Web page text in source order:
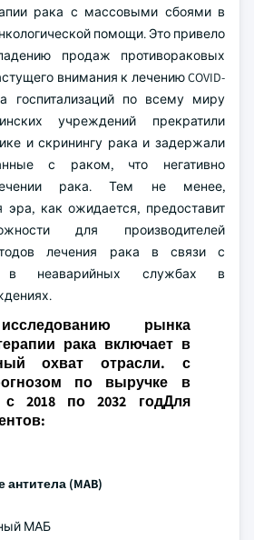
рака с массовыми сбоями в
помощи. Это привело
продаж противораковых
внимания к лечению COVID-
госпитализаций по всему миру
учреждений прекратили
и скринингу рака и задержали
с раком, что негативно
рака. Тем не менее,
эра, как ожидается, предоставит
для производителей
лечения рака в связи с
в неаварийных службах в
рынка
рака включает в
охват отрасли. с
по выручке в
2018 по 2032 годДля
(MAB)
МАБ